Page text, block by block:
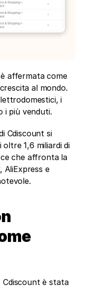
affermata come
al mondo.
i
i più venduti.
Cdiscount si
1,6 miliardi di
che affronta la
AliExpress e
Cdiscount è stata